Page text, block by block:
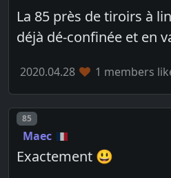
La 85 près de tiroirs à
déjà dé-confinée et en
2020.04.28 1 members
Post number
85
Maec
Exactement 😃